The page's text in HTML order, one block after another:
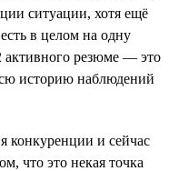
ситуации, хотя ещё
в целом на одну
активного резюме — это
историю наблюдений
конкуренции и сейчас
что это некая точка